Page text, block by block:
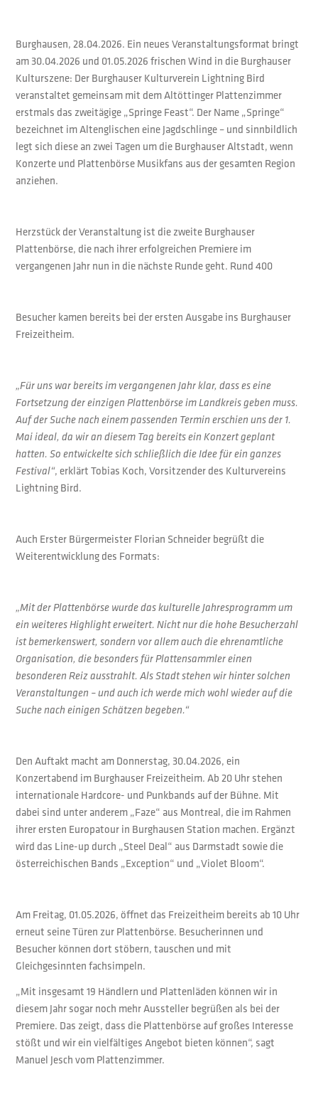
Burghausen, 28.04.2026. Ein neues Veranstaltungsformat bringt
am 30.04.2026 und 01.05.2026 frischen Wind in die Burghauser
Kulturszene: Der Burghauser Kulturverein Lightning Bird
veranstaltet gemeinsam mit dem Altöttinger Plattenzimmer
erstmals das zweitägige „Springe Feast“. Der Name „Springe“
bezeichnet im Altenglischen eine Jagdschlinge – und sinnbildlich
legt sich diese an zwei Tagen um die Burghauser Altstadt, wenn
Konzerte und Plattenbörse Musikfans aus der gesamten Region
anziehen.
Herzstück der Veranstaltung ist die zweite Burghauser
Plattenbörse, die nach ihrer erfolgreichen Premiere im
vergangenen Jahr nun in die nächste Runde geht. Rund 400
Besucher kamen bereits bei der ersten Ausgabe ins Burghauser
Freizeitheim.
„Für uns war bereits im vergangenen Jahr klar, dass es eine
Fortsetzung der einzigen Plattenbörse im Landkreis geben muss.
Auf der Suche nach einem passenden Termin erschien uns der 1.
Mai ideal, da wir an diesem Tag bereits ein Konzert geplant
hatten. So entwickelte sich schließlich die Idee für ein ganzes
Festival“, erklärt Tobias Koch, Vorsitzender des Kulturvereins
Lightning Bird.
Auch Erster Bürgermeister Florian Schneider begrüßt die
Weiterentwicklung des Formats:
„Mit der Plattenbörse wurde das kulturelle Jahresprogramm um
ein weiteres Highlight erweitert. Nicht nur die hohe Besucherzahl
ist bemerkenswert, sondern vor allem auch die ehrenamtliche
Organisation, die besonders für Plattensammler einen
besonderen Reiz ausstrahlt. Als Stadt stehen wir hinter solchen
Veranstaltungen – und auch ich werde mich wohl wieder auf die
Suche nach einigen Schätzen begeben.“
Den Auftakt macht am Donnerstag, 30.04.2026, ein
Konzertabend im Burghauser Freizeitheim. Ab 20 Uhr stehen
internationale Hardcore- und Punkbands auf der Bühne. Mit
dabei sind unter anderem „Faze“ aus Montreal, die im Rahmen
ihrer ersten Europatour in Burghausen Station machen. Ergänzt
wird das Line-up durch „Steel Deal“ aus Darmstadt sowie die
österreichischen Bands „Exception“ und „Violet Bloom“.
Am Freitag, 01.05.2026, öffnet das Freizeitheim bereits ab 10 Uhr
erneut seine Türen zur Plattenbörse. Besucherinnen und
Besucher können dort stöbern, tauschen und mit
Gleichgesinnten fachsimpeln.
„Mit insgesamt 19 Händlern und Plattenläden können wir in
diesem Jahr sogar noch mehr Aussteller begrüßen als bei der
Premiere. Das zeigt, dass die Plattenbörse auf großes Interesse
stößt und wir ein vielfältiges Angebot bieten können“, sagt
Manuel Jesch vom Plattenzimmer.